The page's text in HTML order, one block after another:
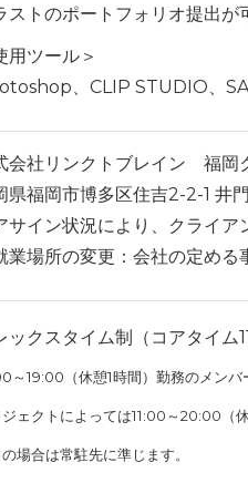
ストのポートフォリオ提出が
用ツール＞
、CLIP STUDIO、
会社リンクトブレイン 福岡
県福岡市博多区住吉2-2-1 井
イン状況により、クライア
場所の変更：会社の定める
ックスタイム制（コアタイム
～19:00（休憩1時間）勤務のメンバ
ェクトによっては11:00～20:00（
場合は常駐先に準じます。